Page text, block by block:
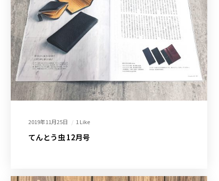
2019年11月25日 1 Like
てんとう虫 12月号